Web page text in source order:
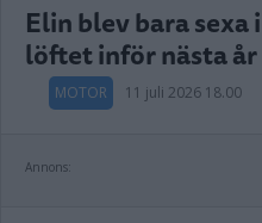
Elin blev bara sexa
löftet inför nästa år
MOTOR 11 juli 2026 18.00
Annons: